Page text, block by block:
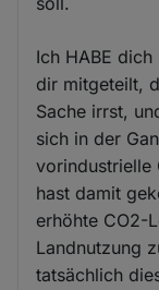
Ich HABE
dir mitgeteilt,
Sache irrst,
sich in der
vorindustrielle
hast damit
erhöhte CO2-
Landnutzung
tatsächlich